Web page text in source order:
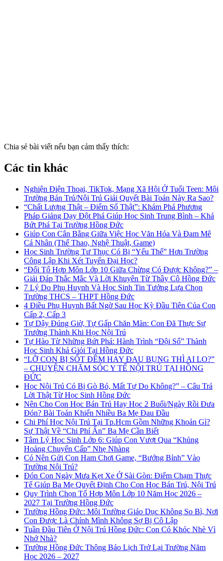
Chia sẻ bài viết nếu bạn cảm thấy thích:
Các tin khác
Nghiện Điện Thoại, TikTok, Mạng Xã Hội Ở Tuổi Teen: Môi
Trường Bán Trú/Nội Trú Giải Quyết Bài Toán Này Ra Sao?
“Chất Lượng Thật – Điểm Số Thật”: Khám Phá Phương
Pháp Giảng Dạy Đột Phá Giúp Học Sinh Trung Bình – Khá
Bứt Phá Tại Trường Hồng Đức
Giúp Con Cân Bằng Giữa Việc Học Văn Hóa Và Đam Mê
Cá Nhân (Thể Thao, Nghệ Thuật, Game)
Học Sinh Trường Tư Thục Có Bị “Yếu Thế” Hơn Trường
Công Lập Khi Xét Tuyển Đại Học?
“Đổi Tổ Hợp Môn Lớp 10 Giữa Chừng Có Được Không?” –
Giải Đáp Thắc Mắc Và Lời Khuyên Từ Thầy Cô Hồng Đức
7 Lý Do Phụ Huynh Và Học Sinh Tin Tưởng Lựa Chọn
Trường THCS – THPT Hồng Đức
4 Điều Phụ Huynh Bất Ngờ Sau Học Kỳ Đầu Tiên Của Con
Cấp 2, Cấp 3
Tự Dậy Đúng Giờ, Tự Gấp Chăn Màn: Con Đã Thực Sự
Trưởng Thành Khi Học Nội Trú
Tự Hào Từ Những Bứt Phá: Hành Trình “Đội Sổ” Thành
Học Sinh Khá Giỏi Tại Hồng Đức
“LỠ CON BỊ SỐT ĐÊM HAY ĐAU BỤNG THÌ AI LO?”
– CHUYỆN CHĂM SÓC Y TẾ NỘI TRÚ TẠI HỒNG
ĐỨC
Học Nội Trú Có Bị Gò Bó, Mất Tự Do Không?” – Câu Trả
Lời Thật Từ Học Sinh Hồng Đức
Nên Cho Con Học Bán Trú Hay Học 2 Buổi/Ngày Rồi Đưa
Đón? Bài Toán Khiến Nhiều Ba Mẹ Đau Đầu
Chi Phí Học Nội Trú Tại Tp.Hcm Gồm Những Khoản Gì?
Sự Thật Về “Chi Phí Ẩn” Ba Mẹ Cần Biết
Tâm Lý Học Sinh Lớp 6: Giúp Con Vượt Qua “Khủng
Hoảng Chuyển Cấp” Nhẹ Nhàng
Có Nên Gửi Con Ham Chơi Game, “Bướng Bỉnh” Vào
Trường Nội Trú?
Đón Con Ngày Mưa Kẹt Xe Ở Sài Gòn: Điểm Chạm Thực
Tế Giúp Ba Mẹ Quyết Định Cho Con Học Bán Trú, Nội Trú
Quy Trình Chọn Tổ Hợp Môn Lớp 10 Năm Học 2026 –
2027 Tại Trường Hồng Đức
Trường Hồng Đức: Môi Trường Giáo Dục Không So Bì, Nơi
Con Được Là Chính Mình Không Sợ Bị Cô Lập
Tuần Đầu Tiên Ở Nội Trú Hồng Đức: Con Có Khóc Nhè Vì
Nhớ Nhà?
Trường Hồng Đức Thông Báo Lịch Trở Lại Trường Năm
Học 2026 – 2027